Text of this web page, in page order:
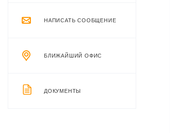
НАПИСАТЬ СООБЩЕНИЕ
БЛИЖАЙШИЙ ОФИС
ДОКУМЕНТЫ